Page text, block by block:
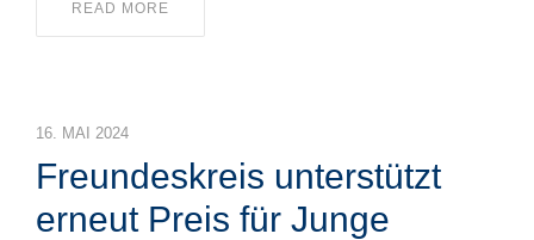
READ MORE
16. MAI 2024
Freundeskreis unterstützt
erneut Preis für Junge